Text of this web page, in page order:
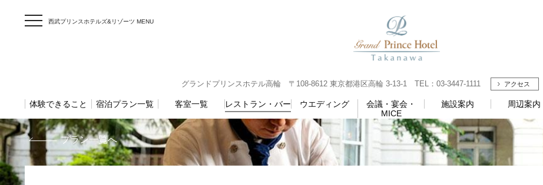
西武プリンスホテルズ&リゾーツ MENU
グランドプリンスホテル高輪 〒108-8612 東京都港区高輪 3-13-1 TEL：03-3447-1111 アクセス
体験できること 宿泊プラン一覧 客室一覧 レストラン・バー ウエディング
会議・宴会・
MICE
施設案内 周辺案内
プラン一覧へ